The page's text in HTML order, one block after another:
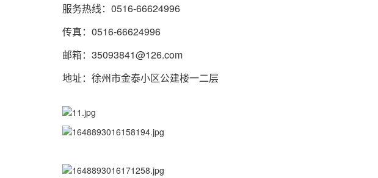
服务热线：0516-66624996
传真：0516-66624996
邮箱：35093841@126.com
地址：徐州市金泰小区公建楼一二层